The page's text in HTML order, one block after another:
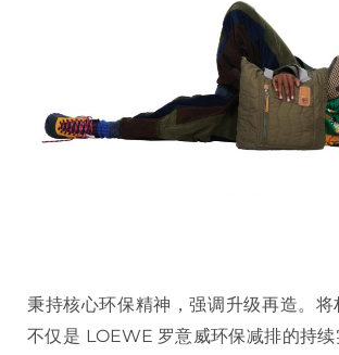
秉持核心环保精神，强调升级再造。将
不仅是 LOEWE 罗意威环保减排的持